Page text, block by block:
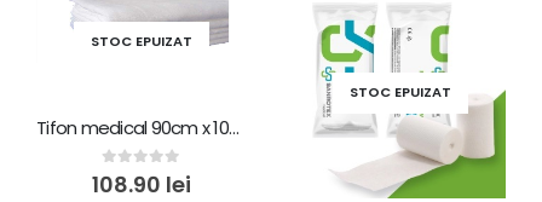
STOC EPUIZAT
Tifon medical 90cm x 100m 13 fire
0out of 5
108.90 lei
STOC EPUIZAT